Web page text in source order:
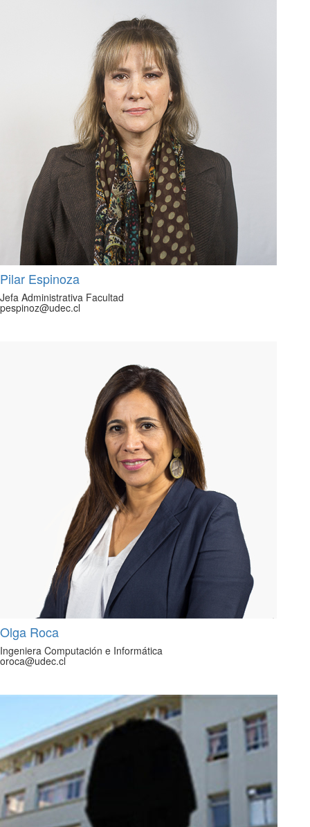
Pilar Espinoza
Jefa Administrativa Facultad
pespinoz@udec.cl
Olga Roca
Ingeniera Computación e Informática
oroca@udec.cl